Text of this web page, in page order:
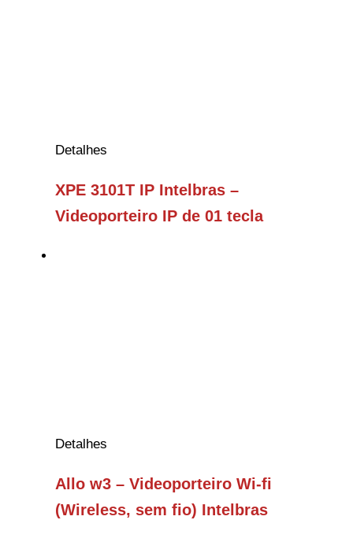
Detalhes
XPE 3101T IP Intelbras –
Videoporteiro IP de 01 tecla
Detalhes
Allo w3 – Videoporteiro Wi-fi
(Wireless, sem fio) Intelbras